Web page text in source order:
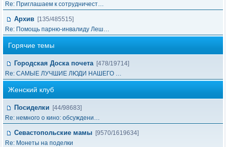
Re: Приглашаем к сотрудничест…
Архив [135/485515]
Re: Помощь парню-инвалиду Леш…
Горячие темы
Городская Доска почета [478/19714]
Re: САМЫЕ ЛУЧШИЕ ЛЮДИ НАШЕГО …
Женский клуб
Посиделки
[44/98683]
Re: немного о кино: обсуждени…
Севастопольские мамы [9570/1619634]
Re: Монеты на поделки